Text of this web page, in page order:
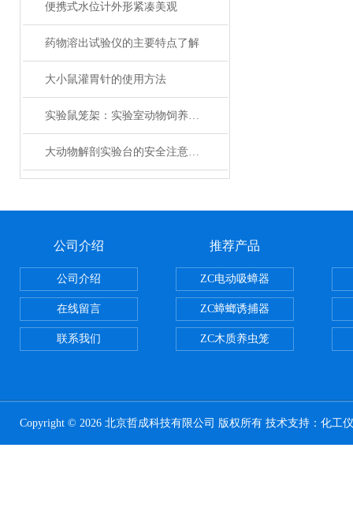
便携式水位计外形紧凑美观
药物溶出试验仪的主要特点了解
大小鼠灌胃针的使用方法
实验鼠笼架：实验室动物饲养核心装备技术解析
大动物解剖实验台的安全注意事项和操作规范
公司介绍
公司介绍
在线留言
联系我们
推荐产品
ZC电动吸蟑器
ZC蟑螂诱捕器
ZC木质养虫笼
Copyright © 2026 北京哲成科技有限公司 版权所有 技术支持： 化工